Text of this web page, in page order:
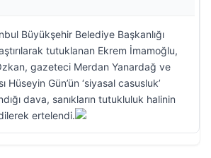
Büyükşehir Belediye Başkanlığı
tutuklanan Ekrem İmamoğlu,
gazeteci Merdan Yanardağ ve
Hüseyin Gün’ün ‘siyasal casusluk’
dava, sanıkların tutukluluk halinin
ertelendi.